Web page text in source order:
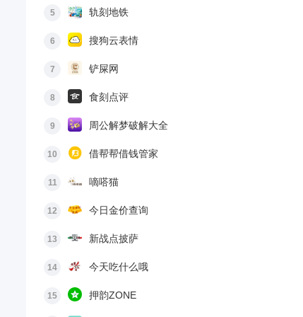
5 轨刻地铁
6 搜狗云表情
7 铲屎网
8 食刻点评
9 周公解梦破解大全
10 借帮帮借钱管家
11 嘀嗒猫
12 今日金价查询
13 新战点披萨
14 今天吃什么哦
15 押韵ZONE